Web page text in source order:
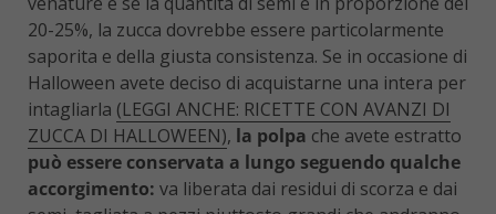
20-25%, la zucca dovrebbe essere particolarmente
saporita e della giusta consistenza. Se in occasione di
Halloween avete deciso di acquistarne una intera per
intagliarla (LEGGI ANCHE: RICETTE CON AVANZI DI
ZUCCA DI HALLOWEEN), la polpa che avete estratto
può essere conservata a lungo seguendo qualche
accorgimento: va liberata dai residui di scorza e dai